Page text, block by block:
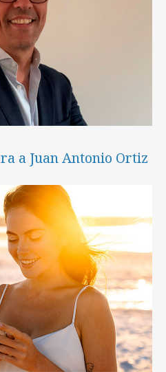
a Juan Antonio Ortiz